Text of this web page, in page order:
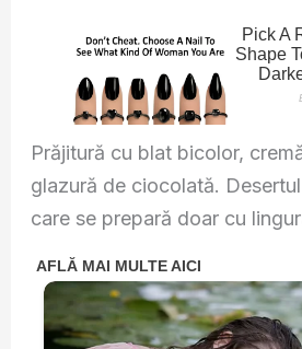
Prăjitură cu blat bicolor,
glazură de ciocolată.
care se prepară doar cu